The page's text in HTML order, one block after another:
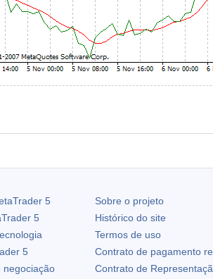
5
5
5
negociação
Sobre o projeto
Histórico do site
Termos de uso
Contrato de pagamento
Contrato de